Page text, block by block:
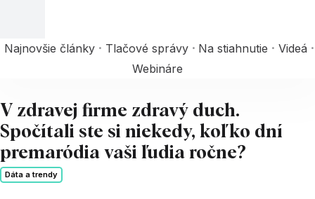
Najnovšie články Tlačové správy Na stiahnutie
Videá
Webináre
V zdravej firme zdravý duch.
Spočítali ste si niekedy, koľko dní
premaródia vaši ľudia ročne?
Dáta a trendy